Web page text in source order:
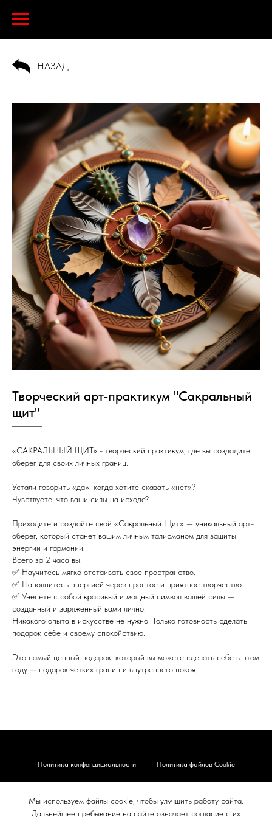
НАЗАД
Творческий арт-практикум "Сакральный
щит"
«САКРАЛЬНЫЙ ЩИТ» - творческий практикум, где вы создадите
оберег для своих личных границ.
Устали говорить «да», когда хотите сказать «нет»?
Чувствуете, что ваши силы на исходе?
Приходите и создайте свой «Сакральный Щит» — уникальный арт-
оберег, который станет вашим личным талисманом для защиты
энергии и гармонии.
Всего за 2 часа вы:
✅ Научитесь мягко отстаивать свое пространство.
✅ Наполнитесь энергией через простое и приятное творчество.
✅ Унесете с собой красивый и мощный символ вашей силы —
созданный и заряженный вами лично.
Никакого опыта в искусстве не нужно! Только готовность сделать
подарок себе и своему спокойствию.
Это самый ценный подарок, который вы можете сделать себе в этом
году — подарок четких границ и внутреннего покоя.
Политика конфендициальности Политика файлов Cookie
Согласие на обработку
Мы используем файлы cookie, чтобы улучшить работу сайта.
Дальнейшее пребывание на сайте означает согласие с их